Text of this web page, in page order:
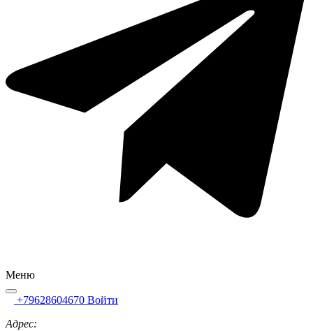
Меню
+79628604670 Войти
Адрес: